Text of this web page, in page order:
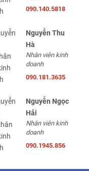
090.140.5818
Nguyễn Thu
Hà
Nhân viên kinh
doanh
090.181.3635
Nguyễn Ngọc
Hải
Nhân viên kinh
doanh
090.1945.856